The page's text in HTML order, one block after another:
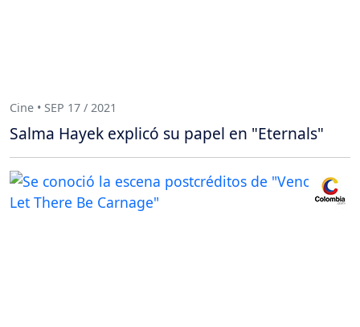
Cine • SEP 17 / 2021
Salma Hayek explicó su papel en "Eternals"